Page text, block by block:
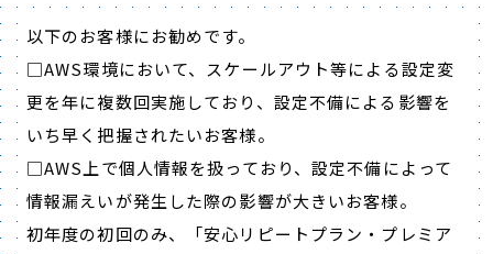
以下のお客様にお勧めです。
□AWS環境において、スケールアウト等による設定変
更を年に複数回実施しており、設定不備による影響を
いち早く把握されたいお客様。
□AWS上で個人情報を扱っており、設定不備によって
情報漏えいが発生した際の影響が大きいお客様。
初年度の初回のみ、「安心リピートプラン・プレミア